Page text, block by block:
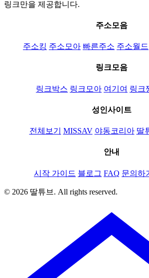
링크만을 제공합니다.
주소모음
주소킹 주소모아 빠른주소 주소월드
링크모음
링크박스 링크모아 여기여 링크
성인사이트
전체보기 MISSAV 야동코리아 딸
안내
시작 가이드 블로그 FAQ 문의하
© 2026 딸튜브. All rights reserved.